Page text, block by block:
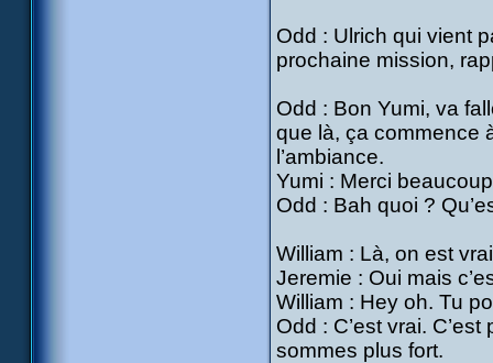
Odd : Ulrich qui vient
prochaine mission,
Odd : Bon Yumi, va
que là, ça commence
l’ambiance.
Yumi : Merci
Odd : Bah quoi ?
William : Là, on est
Jeremie : Oui mais
William : Hey oh. Tu
Odd : C’est vrai.
sommes plus fort.